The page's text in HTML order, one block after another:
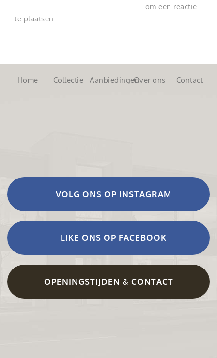
om een reactie
te plaatsen.
Home Collectie AanbiedingenOver ons Contact
VOLG ONS OP INSTAGRAM
LIKE ONS OP FACEBOOK
OPENINGSTIJDEN & CONTACT